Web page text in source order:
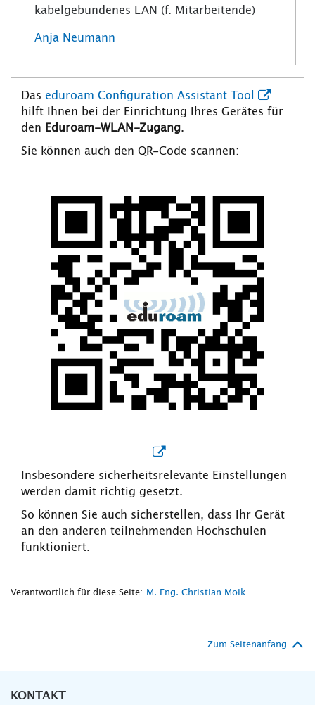
kabelgebundenes LAN (f. Mitarbeitende)
Anja Neumann
Das eduroam Configuration Assistant Tool
hilft Ihnen bei der Einrichtung Ihres Gerätes für
den Eduroam-WLAN-Zugang.
Sie können auch den QR-Code scannen:
Insbesondere sicherheitsrelevante Einstellungen
werden damit richtig gesetzt.
So können Sie auch sicherstellen, dass Ihr Gerät
an den anderen teilnehmenden Hochschulen
funktioniert.
Verantwortlich für diese Seite: M. Eng. Christian Moik
Zum Seitenanfang
KONTAKT